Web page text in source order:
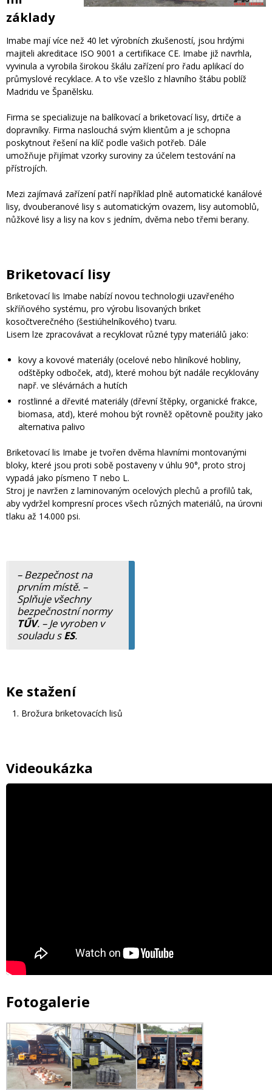
základy
Imabe mají více než 40 let výrobních zkušeností, jsou hrdými
majiteli akreditace ISO 9001 a certifikace CE. Imabe již navrhla,
vyvinula a vyrobila širokou škálu zařízení pro řadu aplikací do
průmyslové recyklace. A to vše vzešlo z hlavního štábu poblíž
Madridu ve Španělsku.
Firma se specializuje na balíkovací a briketovací lisy, drtiče a
dopravníky. Firma naslouchá svým klientům a je schopna
poskytnout řešení na klíč podle vašich potřeb. Dále
umožňuje přijímat vzorky suroviny za účelem testování na
přístrojích.
Mezi zajímavá zařízení patří například plně automatické kanálové
lisy, dvouberanové lisy s automatickým ovazem, lisy automoblů,
nůžkové lisy a lisy na kov s jedním, dvěma nebo třemi berany.
Briketovací lisy
Briketovací lis Imabe nabízí novou technologii uzavřeného
skříňového systému, pro výrobu lisovaných briket
kosočtverečného (šestiúhelníkového) tvaru.
Lisem lze zpracovávat a recyklovat různé typy materiálů jako:
kovy a kovové materiály (ocelové nebo hliníkové hobliny,
odštěpky odboček, atd), které mohou být nadále recyklovány
např. ve slévárnách a hutích
rostlinné a dřevité materiály (dřevní štěpky, organické frakce,
biomasa, atd), které mohou být rovněž opětovně použity jako
alternativa palivo
Briketovací lis Imabe je tvořen dvěma hlavními montovanými
bloky, které jsou proti sobě postaveny v úhlu 90°, proto stroj
vypadá jako písmeno T nebo L.
Stroj je navržen z laminovaným ocelových plechů a profilů tak,
aby vydržel kompresní proces všech různých materiálů, na úrovni
tlaku až 14.000 psi.
– Bezpečnost na
prvním místě. –
Splňuje všechny
bezpečnostní normy
TŰV. – Je vyroben v
souladu sES.
Ke stažení
Brožura briketovacích lisů
Videoukázka
Fotogalerie